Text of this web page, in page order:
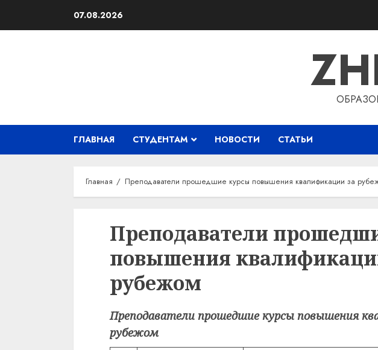
07.08.2026
ГЛАВНАЯ СТУДЕНТАМ НОВОСТИ СТАТЬИ
Главная Преподаватели прошедшие курсы повышения квалификации за
Преподаватели
повышения
рубежом
Преподаватели прошедшие курсы повышения
рубежом